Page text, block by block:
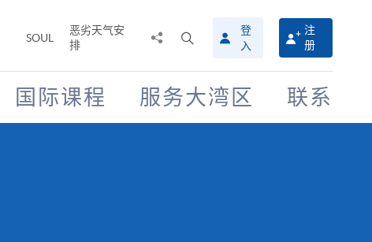
SOUL
恶劣天气安
排
搜
寻
介
面
登
入
注
册
国际课程 服务大湾区 联系